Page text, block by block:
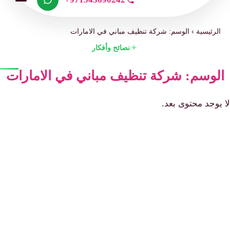
الرئيسية ›الوسم: شركة تنظيف مباني في الامارات
نصائح وأفكار
الوسم: شركة تنظيف مباني في الامارات
يوجد محتوى بعد.